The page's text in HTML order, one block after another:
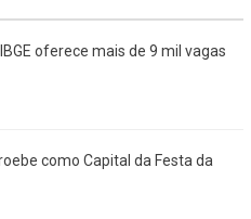
oferece mais de 9 mil vagas
como Capital da Festa da